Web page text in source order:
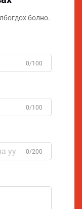
болно.
0/100
0/100
0/200